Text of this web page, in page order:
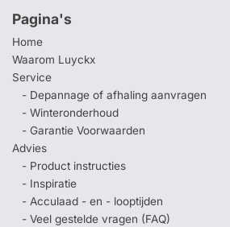
Pagina's
Home
Waarom Luyckx
Service
- Depannage of afhaling aanvragen
- Winteronderhoud
- Garantie Voorwaarden
Advies
- Product instructies
- Inspiratie
- Acculaad - en - looptijden
- Veel gestelde vragen (FAQ)